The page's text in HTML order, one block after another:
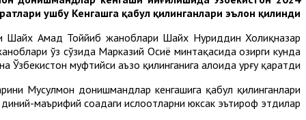
ушбу Кенгашга қабул қилинганлари эълон қилинди.
Шайх Аҳмад Тоййиб жаноблари Шайх Нуриддин Холиқназар
ўз сўзида Марказий Осиё минтақасида ҳозирги кунда
муфтийси аъзо қилинганига алоҳида урғу қаратди.
Мусулмон донишмандлар кенгашига қабул қилинганлари
маърифий соҳадаги ислоҳотларни юксак эътироф этдилар.